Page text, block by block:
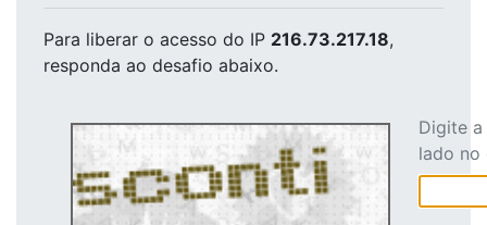
Para liberar o acesso do IP 216.73.217.18,
responda ao desafio abaixo.
Digite
lado no